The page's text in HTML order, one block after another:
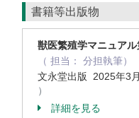
書籍等出版物
獣医繁殖学マニュアル
（ 担当： 分担執筆）
文永堂出版 2025年3
）
詳細を見る